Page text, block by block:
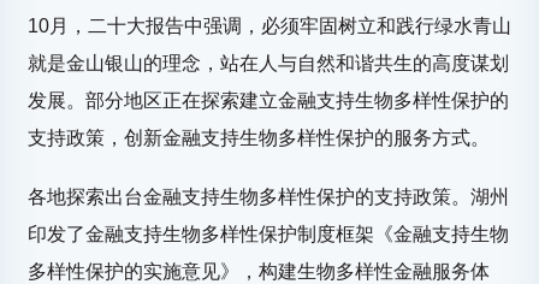
10月，二十大报告中强调，必须牢固树立和践行绿水青山
就是金山银山的理念，站在人与自然和谐共生的高度谋划
发展。部分地区正在探索建立金融支持生物多样性保护的
支持政策，创新金融支持生物多样性保护的服务方式。
各地探索出台金融支持生物多样性保护的支持政策。湖州
印发了金融支持生物多样性保护制度框架《金融支持生物
多样性保护的实施意见》，构建生物多样性金融服务体